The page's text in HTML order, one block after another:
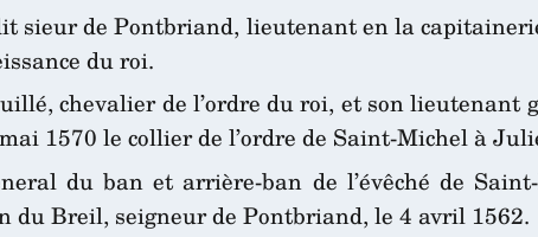
sieur de Pontbriand, lieutenant en la
du roi.
chevalier de l’ordre du roi, et son lieutenant
1570 le collier de l’ordre de Saint-Michel à
du ban et arrière-ban de l’évêché de
du Breil, seigneur de Pontbriand, le 4 avril 1562.